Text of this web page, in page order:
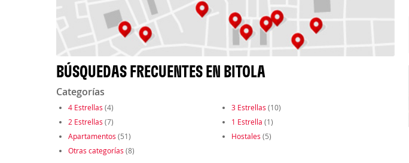
BÚSQUEDAS FRECUENTES EN BITOLA
Categorías
4 Estrellas (4) 3 Estrellas (10)
2 Estrellas (7) 1 Estrella (1)
Apartamentos (51) Hostales (5)
Otras categorías (8)